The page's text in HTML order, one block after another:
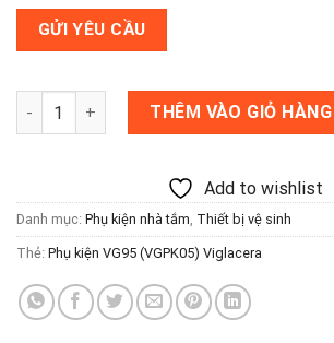
Phụ kiện VG95 (VGPK05) Viglacera số lượng
THÊM VÀO GIỎ HÀNG
Add to wishlist
Danh mục: Phụ kiện nhà tắm Thiết bị vệ sinh
Thẻ: Phụ kiện VG95 (VGPK05) Viglacera